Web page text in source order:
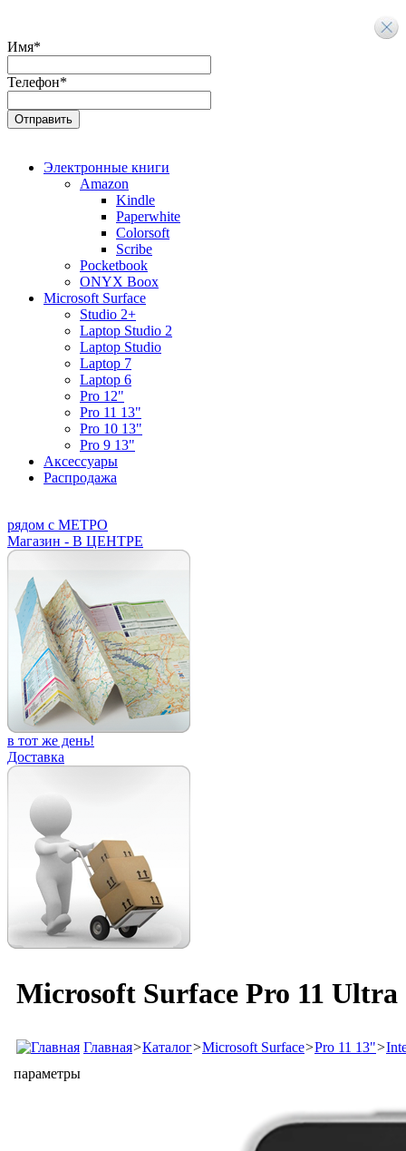
Имя*
Телефон*
Электронные книги
Amazon
Kindle
Paperwhite
Colorsoft
Scribe
Pocketbook
ONYX Boox
Microsoft Surface
Studio 2+
Laptop Studio 2
Laptop Studio
Laptop 7
Laptop 6
Pro 12"
Pro 11 13"
Pro 10 13"
Pro 9 13"
Аксессуары
Распродажа
рядом с МЕТРО
Магазин - В ЦЕНТРЕ
в тот же день!
Доставка
Microsoft Surface Pro 11
Главная>Каталог>Microsoft Surface>Pro 11 13">
параметры